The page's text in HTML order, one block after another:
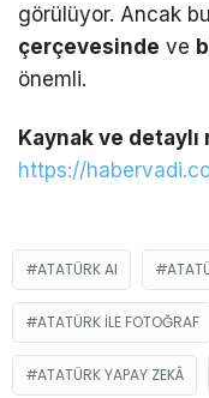
görülüyor. Ancak
çerçevesinde ve
önemli.
Kaynak ve detaylı
https://
ATATÜRK AI
ATATÜRK ILE FOTOĞRAF
ATATÜRK YAPAY ZEKÂ